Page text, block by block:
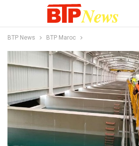
BTP News BTP Maroc